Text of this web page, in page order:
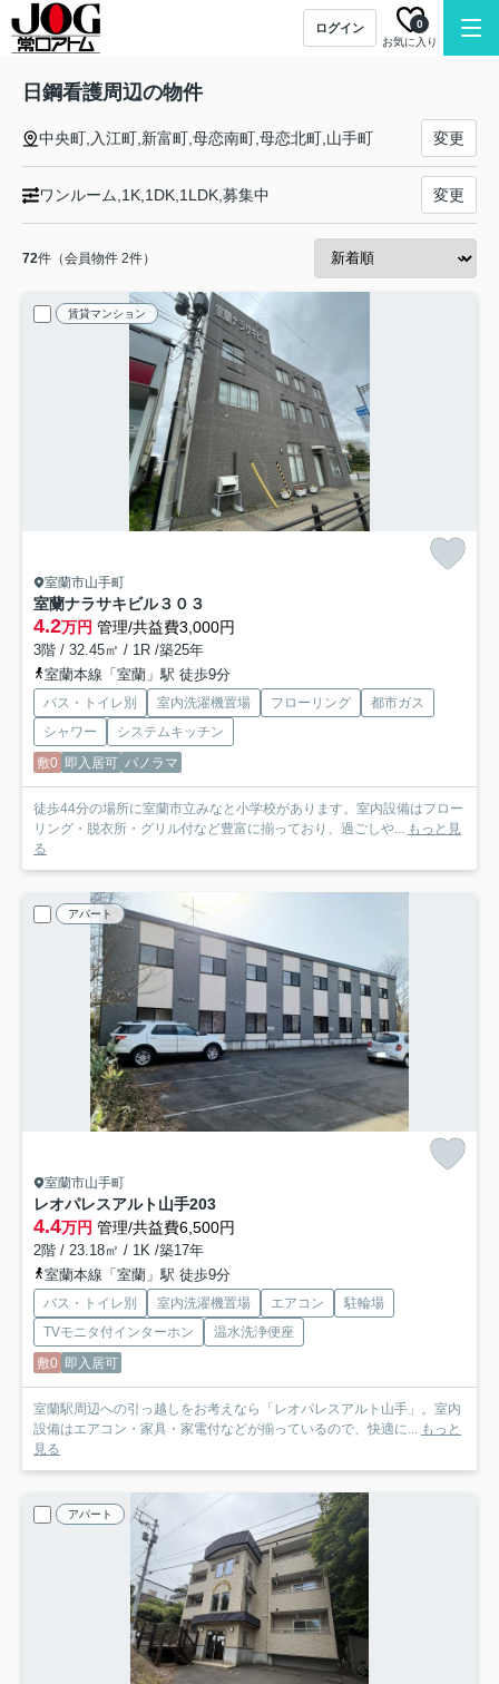
ログイン
お気に入り
0
日鋼看護周辺の物件
中央町,入江町,新富町,母恋南町,母恋北町,山手町 変更
ワンルーム,1K,1DK,1LDK,募集中 変更
72件（会員物件 2件）
賃貸マンション
室蘭市山手町
室蘭ナラサキビル３０３
4.2万円 管理/共益費3,000円
3階 / 32.45㎡ / 1R /築25年
室蘭本線「室蘭」駅 徒歩9分
バス・トイレ別 室内洗濯機置場 フローリング
都市ガス
シャワー
システムキッチン
敷0 即入居可 パノラマ
徒歩44分の場所に室蘭市立みなと小学校があります。室内設備はフロー
リング・脱衣所・グリル付など豊富に揃っており、過ごしや... もっと見
る
アパート
室蘭市山手町
レオパレスアルト山手203
4.4万円 管理/共益費6,500円
2階 / 23.18㎡ / 1K /築17年
室蘭本線「室蘭」駅 徒歩9分
バス・トイレ別 室内洗濯機置場 エアコン
駐輪場
TVモニタ付インターホン
温水洗浄便座
敷0 即入居可
室蘭駅周辺への引っ越しをお考えなら「レオパレスアルト山手」。室内
設備はエアコン・家具・家電付などが揃っているので、快適に... もっと
見る
アパート